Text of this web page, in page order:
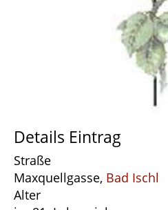
Details Eintrag
Straße
Maxquellgasse, Bad Ischl
Alter